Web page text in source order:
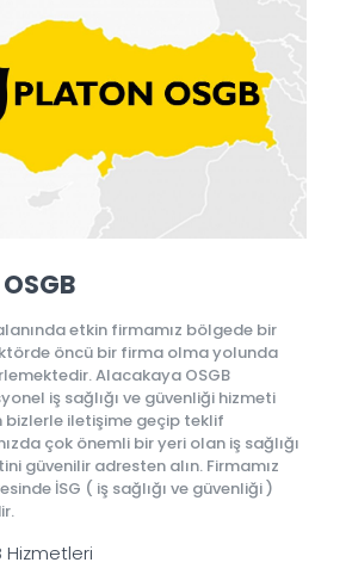
etkin firmamız bölgede bir
öncü bir firma olma yolunda
Alacakaya OSGB
iş sağlığı ve güvenliği hizmeti
bizlerle iletişime geçip teklif
çok önemli bir yeri olan iş sağlığı
güvenilir adresten alın. Firmamız
İSG ( iş sağlığı ve güvenliği )
Hizmetleri